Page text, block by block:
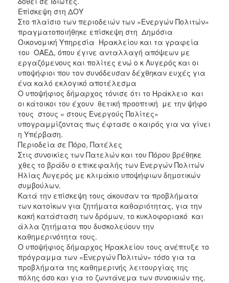
Επίσκεψη στη ΔΟΥ
Στο πλαίσιο των περιοδειών των «Ενεργών Πολιτών»
πραγματοποιήθηκε επίσκεψη στη Δημόσια
Οικονομική Υπηρεσία Ηρακλείου και τα γραφεία
του ΟΑΕΔ, όπου έγινε ανταλλαγή απόψεων με
εργαζόμενους και πολίτες ενώ ο κ Λυγερός και οι
υποψήφιοι που τον συνόδευσαν δέχθηκαν ευχές για
ένα καλό εκλογικό αποτέλεσμα
Ο υποψήφιος δήμαρχος τόνισε ότι το Ηράκλειο και
οι κάτοικοι του έχουν θετική προοπτική με την ψήφο
τους στους « στους Ενεργούς Πολίτες»
υπογραμμίζοντας πως έφτασε ο καιρός για να γίνει
η Υπέρβαση.
Περιοδεία σε Πόρο, Πατέλες
Στις συνοικίες των Πατελών και του Πόρου βρέθηκε
χθες το βράδυ ο επικεφαλής των Ενεργών Πολιτών
Ηλίας Λυγερός με κλιμάκιο υποψήφιων δημοτικών
συμβούλων.
Κατά την επίσκεψη τους άκουσαν τα προβλήματα
των κατοίκων για ζητήματα καθαριότητας, για την
κακή κατάσταση των δρόμων, το κυκλοφοριακό και
άλλα ζητήματα που δυσκολεύουν την
καθημερινότητα τους.
Ο υποψήφιος δήμαρχος Ηρακλείου τους ανέπτυξε το
πρόγραμμα των «Ενεργών Πολιτών» τόσο για τα
προβλήματα της καθημερινής λειτουργίας της
πόλης όσο και για το ζωντάνεμα των συνοικιών της.